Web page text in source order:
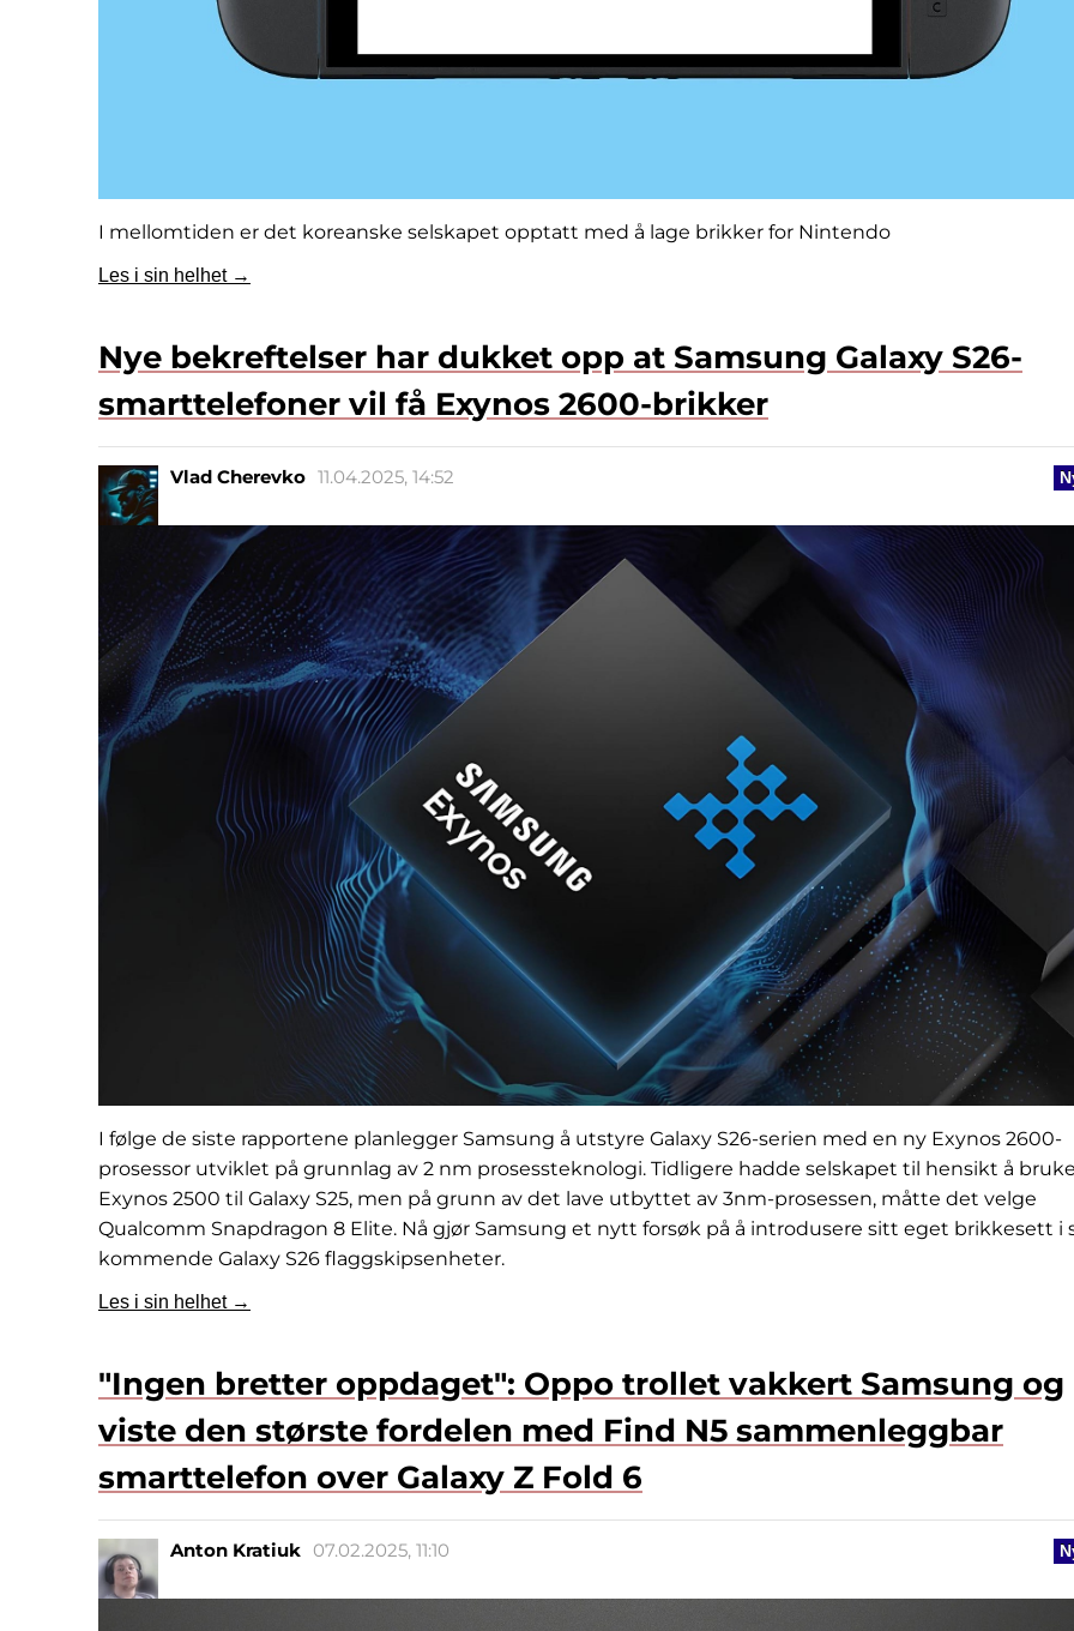
I mellomtiden er det koreanske selskapet opptatt med å lage brikker for Nintendo
Les i sin helhet →
Nye bekreftelser har dukket opp at Samsung Galaxy S26-
smarttelefoner vil få Exynos 2600-brikker
Vlad Cherevko 11.04.2025, 14:52
I følge de siste rapportene planlegger Samsung å utstyre Galaxy S26-serien med en ny Exynos 2600-
prosessor utviklet på grunnlag av 2 nm prosessteknologi. Tidligere hadde selskapet til hensikt å bruke
Exynos 2500 til Galaxy S25, men på grunn av det lave utbyttet av 3nm-prosessen, måtte det velge
Qualcomm Snapdragon 8 Elite. Nå gjør Samsung et nytt forsøk på å introdusere sitt eget brikkesett i
kommende Galaxy S26 flaggskipsenheter.
Les i sin helhet →
"Ingen bretter oppdaget": Oppo trollet vakkert Samsung og
viste den største fordelen med Find N5 sammenleggbar
smarttelefon over Galaxy Z Fold 6
Anton Kratiuk 07.02.2025, 11:10